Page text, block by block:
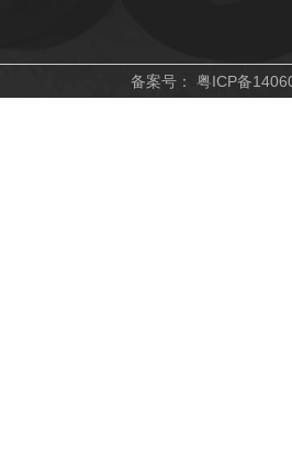
备案号： 粤ICP备